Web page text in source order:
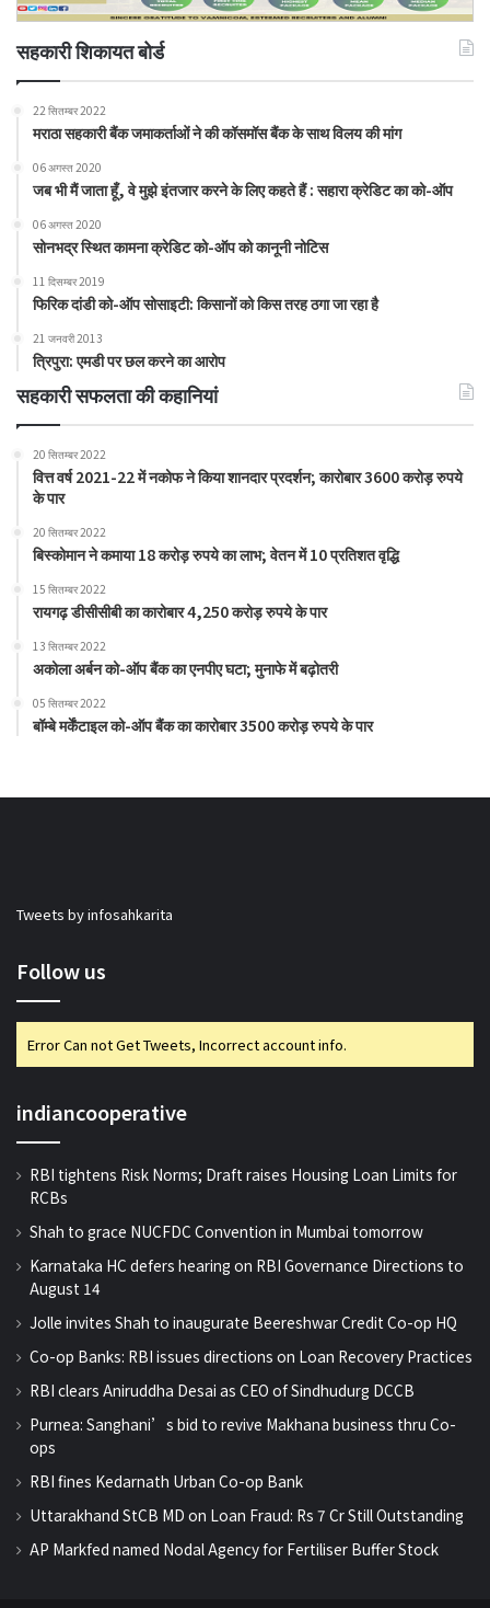
सहकारी शिकायत बोर्ड
22 सितम्बर 2022
मराठा सहकारी बैंक जमाकर्ताओं ने की कॉसमॉस बैंक के साथ विलय की मांग
06 अगस्त 2020
जब भी मैं जाता हूँ, वे मुझे इंतजार करने के लिए कहते हैं : सहारा क्रेडिट का को-ऑप
06 अगस्त 2020
सोनभद्र स्थित कामना क्रेडिट को-ऑप को कानूनी नोटिस
11 दिसम्बर 2019
फिरिक दांडी को-ऑप सोसाइटी: किसानों को किस तरह ठगा जा रहा है
21 जनवरी 2013
त्रिपुरा: एमडी पर छल करने का आरोप
सहकारी सफलता की कहानियां
20 सितम्बर 2022
वित्त वर्ष 2021-22 में नकोफ ने किया शानदार प्रदर्शन; कारोबार 3600 करोड़ रुपये
के पार
20 सितम्बर 2022
बिस्कोमान ने कमाया 18 करोड़ रुपये का लाभ; वेतन में 10 प्रतिशत वृद्धि
15 सितम्बर 2022
रायगढ़ डीसीसीबी का कारोबार 4,250 करोड़ रुपये के पार
13 सितम्बर 2022
अकोला अर्बन को-ऑप बैंक का एनपीए घटा; मुनाफे में बढ़ोतरी
05 सितम्बर 2022
बॉम्बे मर्केंटाइल को-ऑप बैंक का कारोबार 3500 करोड़ रुपये के पार
Tweets by infosahkarita
Follow us
Error Can not Get Tweets, Incorrect account info.
indiancooperative
RBI tightens Risk Norms; Draft raises Housing Loan Limits for
RCBs
Shah to grace NUCFDC Convention in Mumbai tomorrow
Karnataka HC defers hearing on RBI Governance Directions to
August 14
Jolle invites Shah to inaugurate Beereshwar Credit Co-op HQ
Co-op Banks: RBI issues directions on Loan Recovery Practices
RBI clears Aniruddha Desai as CEO of Sindhudurg DCCB
Purnea: Sanghani’s bid to revive Makhana business thru Co-
ops
RBI fines Kedarnath Urban Co-op Bank
Uttarakhand StCB MD on Loan Fraud: Rs 7 Cr Still Outstanding
AP Markfed named Nodal Agency for Fertiliser Buffer Stock